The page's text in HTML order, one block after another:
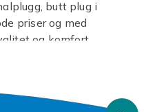
butt plug i
priser og med
og komfort.
som silikon, glass
alltid ved